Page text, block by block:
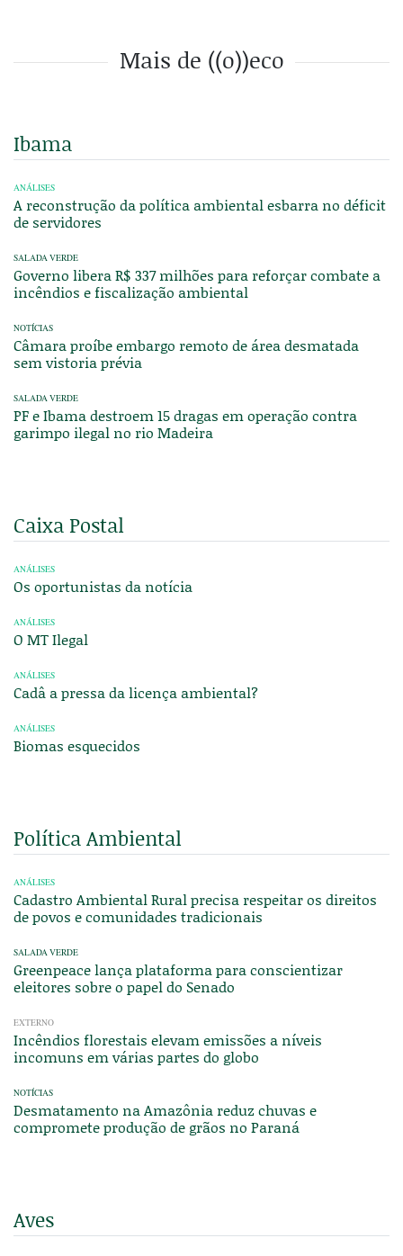
Mais de ((o))eco
Ibama
ANÁLISES
A reconstrução da política ambiental esbarra no déficit
de servidores
SALADA VERDE
Governo libera R$ 337 milhões para reforçar combate a
incêndios e fiscalização ambiental
NOTÍCIAS
Câmara proíbe embargo remoto de área desmatada
sem vistoria prévia
SALADA VERDE
PF e Ibama destroem 15 dragas em operação contra
garimpo ilegal no rio Madeira
Caixa Postal
ANÁLISES
Os oportunistas da notícia
ANÁLISES
O MT Ilegal
ANÁLISES
Cadâ a pressa da licença ambiental?
ANÁLISES
Biomas esquecidos
Política Ambiental
ANÁLISES
Cadastro Ambiental Rural precisa respeitar os direitos
de povos e comunidades tradicionais
SALADA VERDE
Greenpeace lança plataforma para conscientizar
eleitores sobre o papel do Senado
EXTERNO
Incêndios florestais elevam emissões a níveis
incomuns em várias partes do globo
NOTÍCIAS
Desmatamento na Amazônia reduz chuvas e
compromete produção de grãos no Paraná
Aves